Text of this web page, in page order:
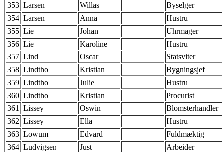
353 Larsen Willas
Byselger
354 Larsen Anna
Hustru
355 Lie Johan
Uhrmager
356 Lie Karoline
Hustru
357 Lind Oscar
Statsviter
358 Lindtho Kristian
Bygningsjef
359 Lindtho Julie
Hustru
360 Lindtho Kristian
Procurist
361 Lissey Oswin
Blomsterhandler
362 Lissey Ella
Hustru
363 Lowum Edvard
Fuldmæktig
364 Ludvigsen Just
Arbeider